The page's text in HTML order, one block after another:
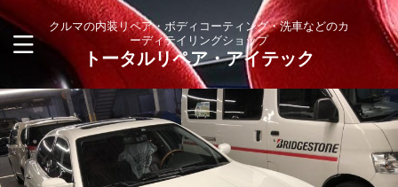
クルマの内装リペア・ボディコーティング・洗車などのカ
ーディテイリングショップ
トータルリペア・アイテック